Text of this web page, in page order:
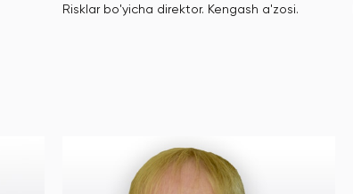
Risklar bo'yicha direktor. Kengash a'zosi.